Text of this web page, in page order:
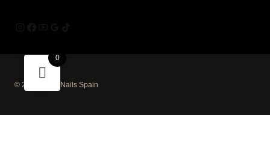
© 2026 Mūsa Nails Spain
0